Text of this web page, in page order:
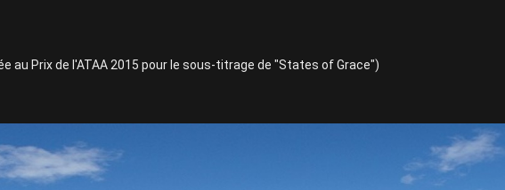
au Prix de l'ATAA 2015 pour le sous-titrage de "States of Grace")